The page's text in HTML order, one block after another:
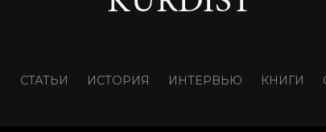
СТАТЬИ ИСТОРИЯ ИНТЕРВЬЮ КНИГИ